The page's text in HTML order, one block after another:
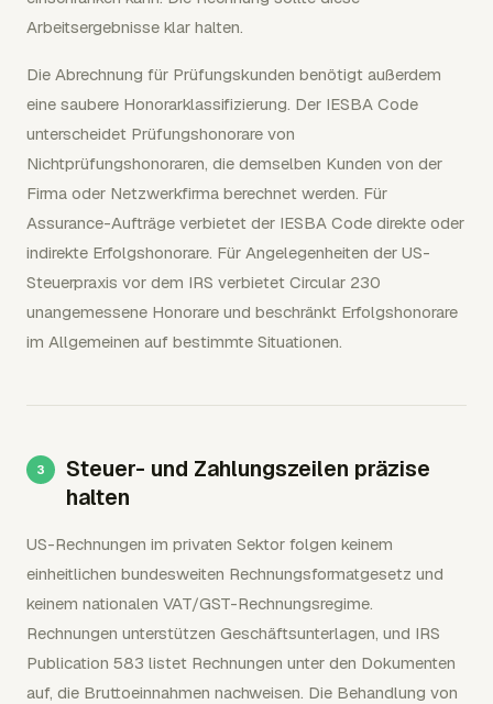
Arbeitsergebnisse klar halten.
Die Abrechnung für Prüfungskunden benötigt außerdem
eine saubere Honorarklassifizierung. Der IESBA Code
unterscheidet Prüfungshonorare von
Nichtprüfungshonoraren, die demselben Kunden von der
Firma oder Netzwerkfirma berechnet werden. Für
Assurance-Aufträge verbietet der IESBA Code direkte oder
indirekte Erfolgshonorare. Für Angelegenheiten der US-
Steuerpraxis vor dem IRS verbietet Circular 230
unangemessene Honorare und beschränkt Erfolgshonorare
im Allgemeinen auf bestimmte Situationen.
Steuer- und Zahlungszeilen präzise
halten
US-Rechnungen im privaten Sektor folgen keinem
einheitlichen bundesweiten Rechnungsformatgesetz und
keinem nationalen VAT/GST-Rechnungsregime.
Rechnungen unterstützen Geschäftsunterlagen, und IRS
Publication 583 listet Rechnungen unter den Dokumenten
auf, die Bruttoeinnahmen nachweisen. Die Behandlung von